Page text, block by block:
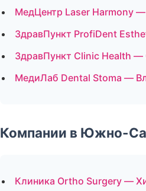
МедЦентр Laser Harmony
ЗдравПункт ProfiDent
ЗдравПункт Clinic Health —
МедиЛаб Dental Stoma —
Компании в Южно-
Клиника Ortho Surgery —